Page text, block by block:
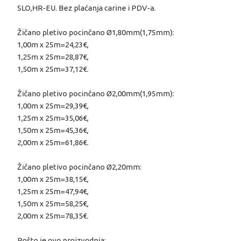
SLO,HR-EU. Bez plaćanja carine i PDV-a.
Žičano pletivo pocinčano Ø1,80mm(1,75mm):
1,00m x 25m=24,23€,
1,25m x 25m=28,87€,
1,50m x 25m=37,12€.
Žičano pletivo pocinčano Ø2,00mm(1,95mm):
1,00m x 25m=29,39€,
1,25m x 25m=35,06€,
1,50m x 25m=45,36€,
2,00m x 25m=61,86€.
Žičano pletivo pocinčano Ø2,20mm:
1,00m x 25m=38,15€,
1,25m x 25m=47,94€,
1,50m x 25m=58,25€,
2,00m x 25m=78,35€.